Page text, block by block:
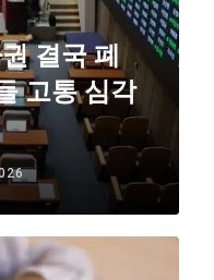
결국 폐
고통 심각